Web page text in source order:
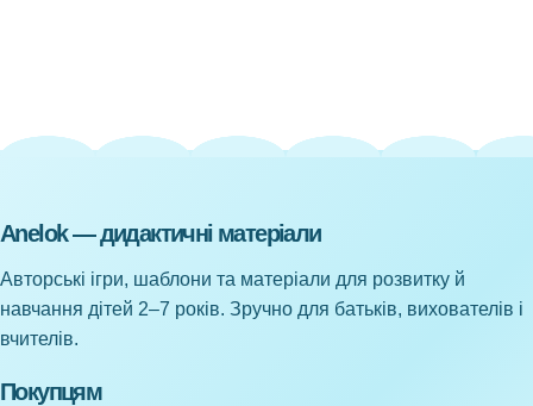
Anelok — дидактичні матеріали
Авторські ігри, шаблони та матеріали для розвитку й
навчання дітей 2–7 років. Зручно для батьків, вихователів і
вчителів.
Покупцям